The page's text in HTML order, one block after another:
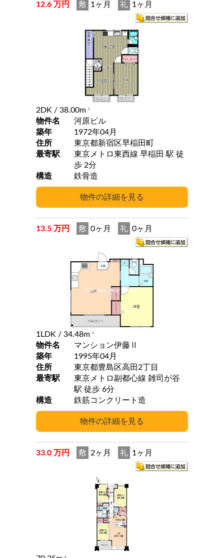
12.6 万円 敷 1ヶ月 礼 1ヶ月
2DK / 38.00m 2
物件名
河原ビル
築年
1972年04月
住所
東京都新宿区早稲田町
最寄駅
東京メトロ東西線 早稲田 駅 徒
歩 2分
構造
鉄骨造
13.5 万円 敷 0ヶ月 礼 0ヶ月
1LDK / 34.48m 2
物件名
マンション伊藤Ⅱ
築年
1995年04月
住所
東京都豊島区高田2丁目
最寄駅
東京メトロ副都心線 雑司が谷
駅 徒歩 6分
構造
鉄筋コンクリート造
33.0 万円 敷 2ヶ月 礼 1ヶ月
2